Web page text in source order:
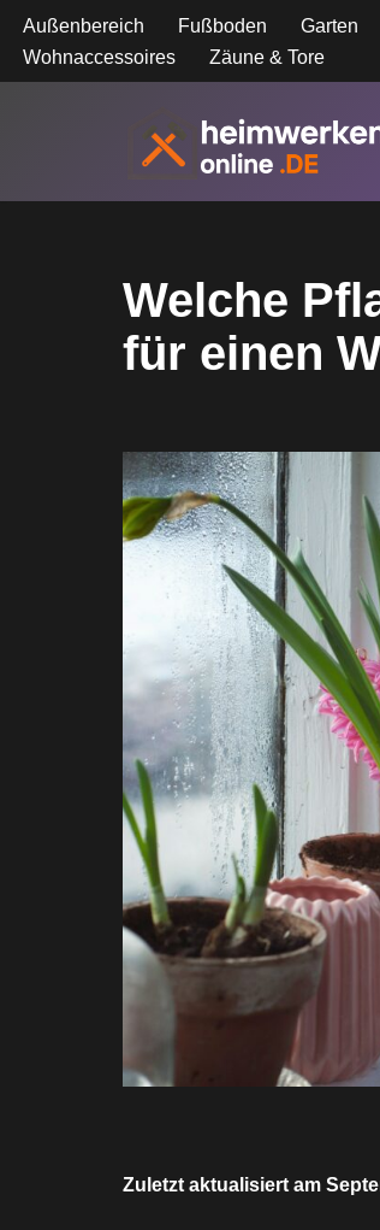
Zum
Außenbereich Fußboden Garten
Wohnaccessoires
Zäune & Tore
Welche
für einen
Zuletzt aktualisiert am